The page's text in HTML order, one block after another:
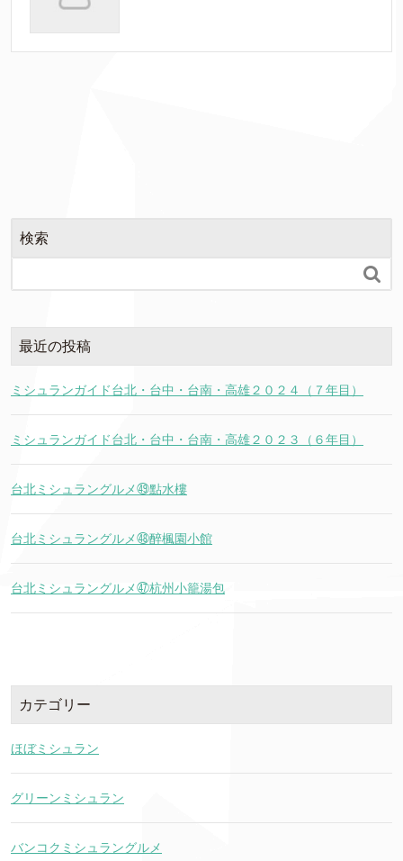
検索

最近の投稿
ミシュランガイド台北・台中・台南・高雄２０２４（７年目）
ミシュランガイド台北・台中・台南・高雄２０２３（６年目）
台北ミシュラングルメ㊾點水樓
台北ミシュラングルメ㊽醉楓園小館
台北ミシュラングルメ㊼杭州小籠湯包
カテゴリー
ほぼミシュラン
グリーンミシュラン
バンコクミシュラングルメ